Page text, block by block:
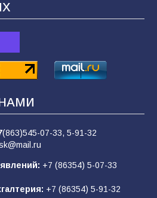
дорожные работы
вброс
возьмёшь»: почему
— это
(863)545-07-33, 5-91-32
+7 (86354) 5-07-33
+7 (86354) 5-91-32